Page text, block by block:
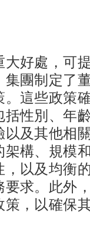
大好處，可
集團制定了
。這些政策
性別、年齡
以及其他相
構、規模
，以及均衡
要求。此外
策，以確保